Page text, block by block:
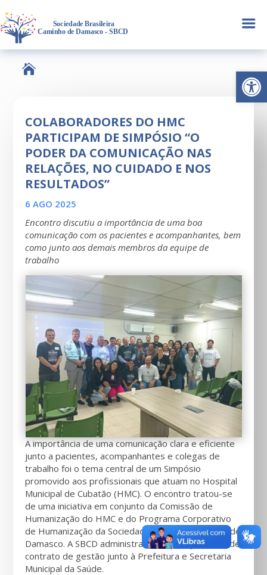
Abrir
a

COLABORADORES DO HMC
PARTICIPAM DE SIMPÓSIO “O
PODER DA COMUNICAÇÃO NAS
RELAÇÕES, NO CUIDADO E NOS
RESULTADOS”
6 AGO 2025
Encontro discutiu a importância de uma boa
comunicação com os pacientes e acompanhantes, bem
como junto aos demais membros da equipe de
trabalho
A importância de uma comunicação clara e eficiente
junto a pacientes, acompanhantes e colegas de
trabalho foi o tema central de um Simpósio
promovido aos profissionais que atuam no Hospital
Municipal de Cubatão (HMC). O encontro tratou-se
de uma iniciativa em conjunto da Comissão de
Humanização do HMC e do Programa Corporativo
de Humanização da Sociedade Brasileira Caminho de
Damasco. A SBCD administra o Hospital por meio de
contrato de gestão junto à Prefeitura e Secretaria
Municipal da Saúde.